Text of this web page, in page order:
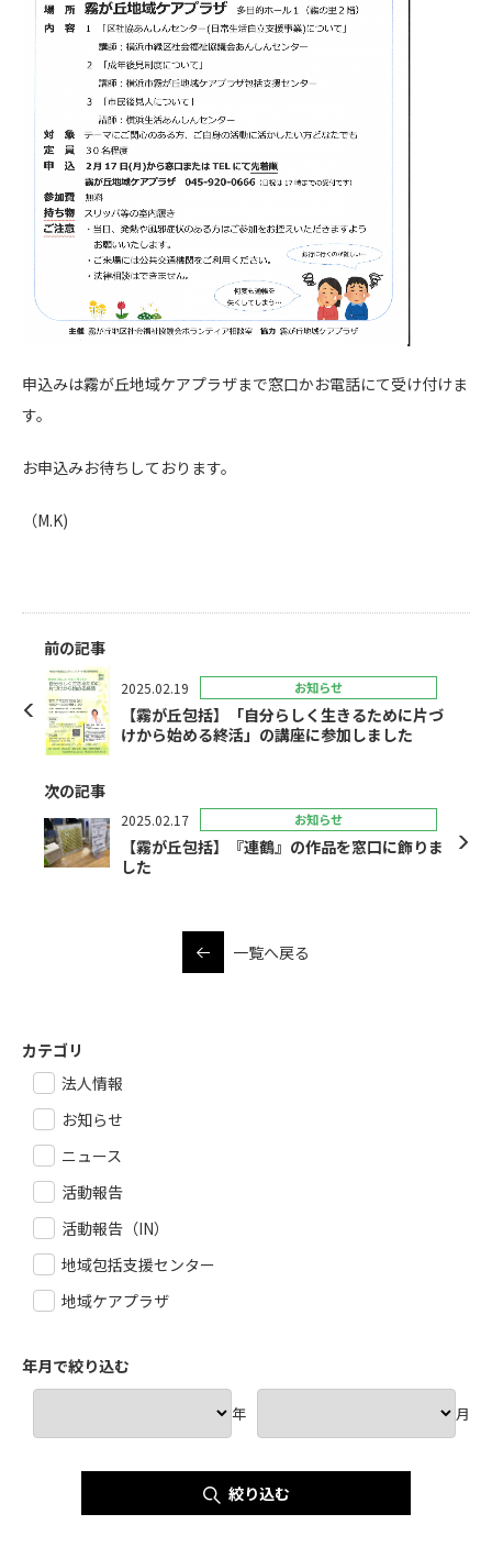
申込みは霧が丘地域ケアプラザまで窓口かお電話にて受け付けま
す。
お申込みお待ちしております。
（M.K)
前の記事
2025.02.19 お知らせ
【霧が丘包括】「自分らしく生きるために片づ
けから始める終活」の講座に参加しました
次の記事
2025.02.17 お知らせ
【霧が丘包括】『連鶴』の作品を窓口に飾りま
した
一覧へ戻る
カテゴリ
法人情報
お知らせ
ニュース
活動報告
活動報告（IN）
地域包括支援センター
地域ケアプラザ
年月で絞り込む
年 月
絞り込む